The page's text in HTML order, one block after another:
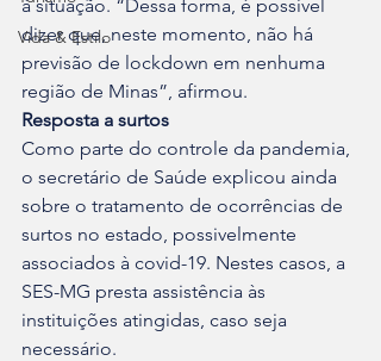
Vida & Estilo
à situação. “Dessa forma, é possível
dizer que, neste momento, não há
previsão de lockdown em nenhuma
região de Minas”, afirmou.
Resposta a surtos
Como parte do controle da pandemia,
o secretário de Saúde explicou ainda
sobre o tratamento de ocorrências de
surtos no estado, possivelmente
associados à covid-19. Nestes casos, a
SES-MG presta assistência às
instituições atingidas, caso seja
necessário.